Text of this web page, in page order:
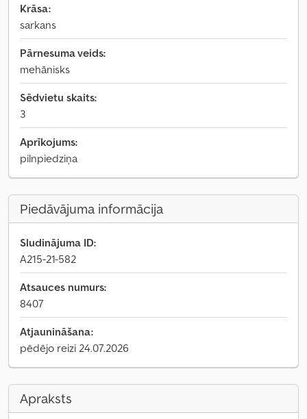
Krāsa:
sarkans
Pārnesuma veids:
mehānisks
Sēdvietu skaits:
3
Aprīkojums:
pilnpiedziņa
Piedāvājuma informācija
Sludinājuma ID:
A215-21-582
Atsauces numurs:
8407
Atjaunināšana:
pēdējo reizi 24.07.2026
Apraksts